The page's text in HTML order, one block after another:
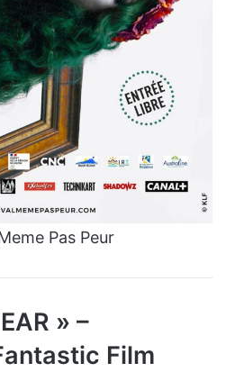
Pas Peur
» –
Film